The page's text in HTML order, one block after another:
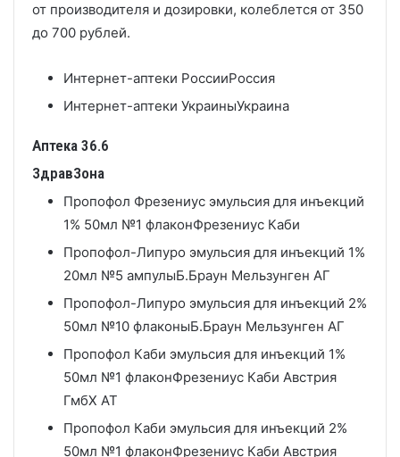
от производителя и дозировки, колеблется от 350
до 700 рублей.
Интернет-аптеки РоссииРоссия
Интернет-аптеки УкраиныУкраина
Аптека 36.6
ЗдравЗона
Пропофол Фрезениус эмульсия для инъекций
1% 50мл №1 флаконФрезениус Каби
Пропофол-Липуро эмульсия для инъекций 1%
20мл №5 ампулыБ.Браун Мельзунген АГ
Пропофол-Липуро эмульсия для инъекций 2%
50мл №10 флаконыБ.Браун Мельзунген АГ
Пропофол Каби эмульсия для инъекций 1%
50мл №1 флаконФрезениус Каби Австрия
ГмбХ AT
Пропофол Каби эмульсия для инъекций 2%
50мл №1 флаконФрезениус Каби Австрия